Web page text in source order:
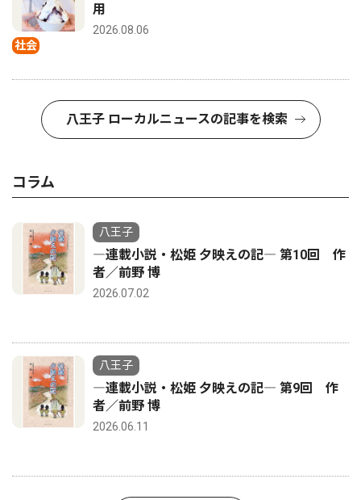
社会
用
2026.08.06
八王子 ローカルニュースの記事を検索
コラム
八王子
―連載小説・松姫 夕映えの記― 第10回 作
者／前野 博
2026.07.02
八王子
―連載小説・松姫 夕映えの記― 第9回 作
者／前野 博
2026.06.11